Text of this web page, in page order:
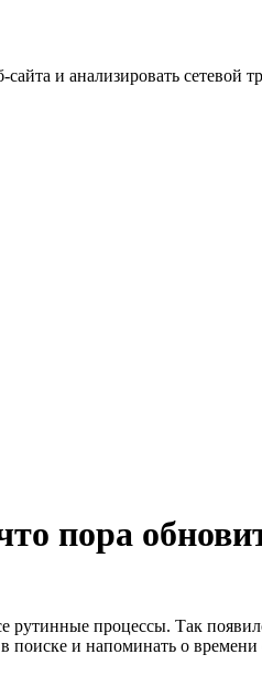
и анализировать сетевой
пора
рутинные процессы. Так
поиске и напоминать о